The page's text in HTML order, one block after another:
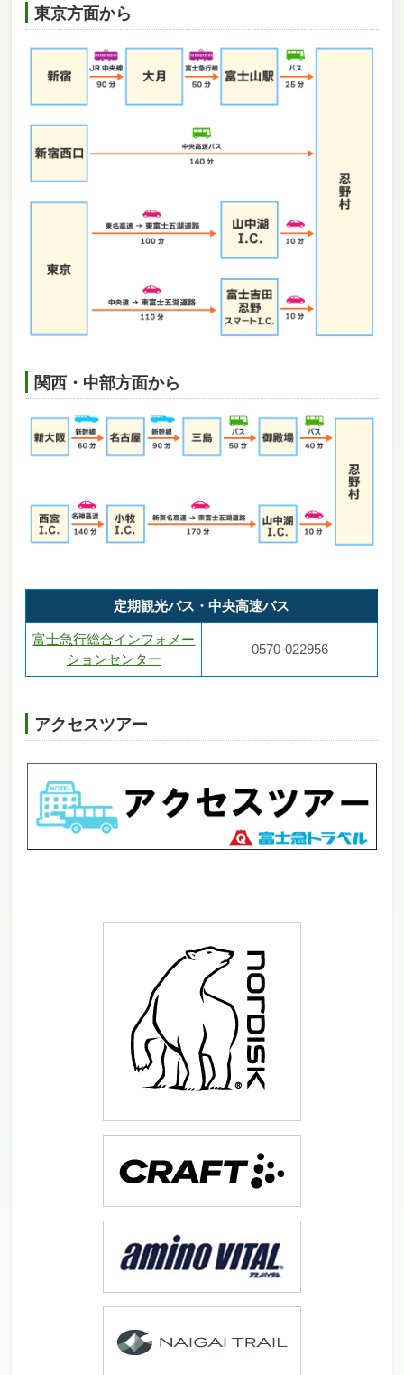
東京方面から
関西・中部方面から
定期観光バス・中央高速バス
富士急行総合インフォメー
ションセンター
0570-022956
アクセスツアー